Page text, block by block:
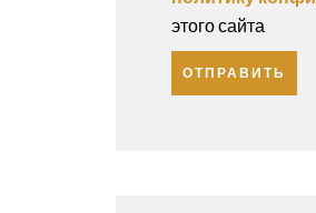
этого сайта
ОТПРАВИТЬ